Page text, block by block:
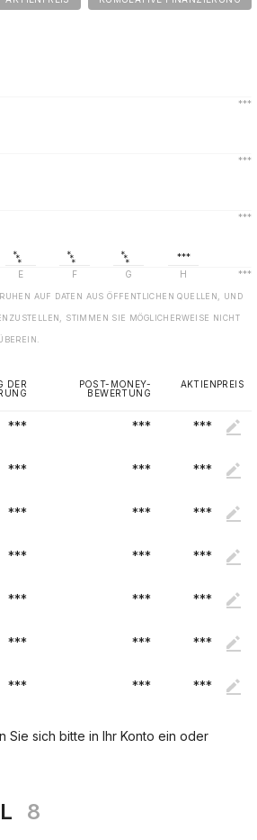
AUF DATEN AUS ÖFFENTLICHEN QUELLEN, UND
STIMMEN SIE MÖGLICHERWEISE NICHT
DER
POST-MONEY-
BEWERTUNG
AKTIENPREIS
*** *** ***
*** *** ***
*** *** ***
*** *** ***
*** *** ***
*** *** ***
*** *** ***
sich bitte in Ihr Konto ein oder
8